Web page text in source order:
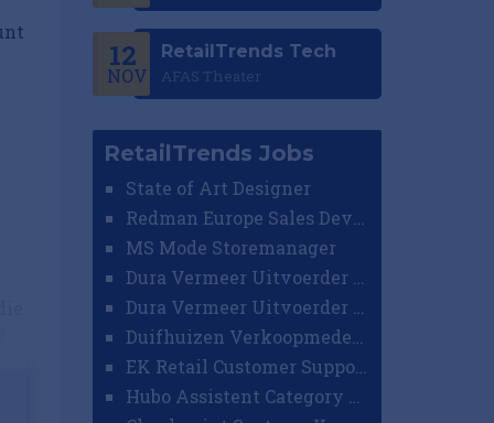
12
NOV
RetailTrends Tech
AFAS Theater
RetailTrends Jobs
State of Art Designer
MS Mode Storemanager
EK Retail Customer Support Omnichannel